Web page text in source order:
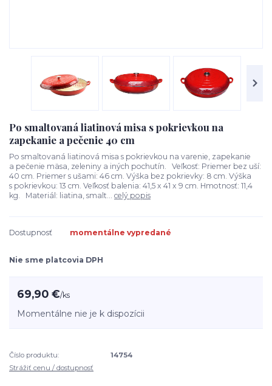
Po smaltovaná liatinová misa s pokrievkou na
zapekanie a pečenie 40 cm
Po smaltovaná liatinová misa s pokrievkou na varenie, zapekanie
a pečenie mäsa, zeleniny a iných pochutín. Veľkosť: Priemer bez uší:
40 cm. Priemer s ušami: 46 cm. Výška bez pokrievky: 8 cm. Výška
s pokrievkou: 13 cm. Veľkosť balenia: 41,5 x 41 x 9 cm. Hmotnosť: 11,4
kg. Materiál: liatina, smalt... celý popis
Dostupnosť momentálne vypredané
Nie sme platcovia DPH
69,90 €/ks
Momentálne nie je k dispozícii
Číslo produktu:
14754
Strážiť cenu / dostupnosť